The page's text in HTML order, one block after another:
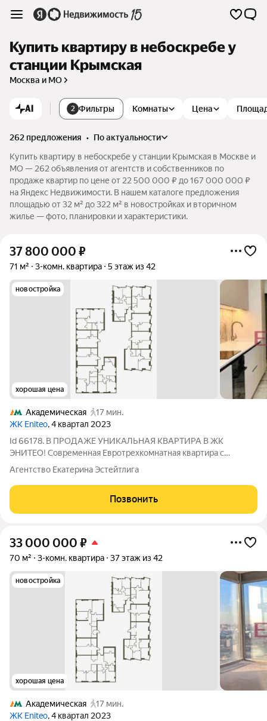
Купить квартиру в небоскребе у
станции Крымская
Москва и МО
AI 2 Фильтры Комнаты Цена
262 предложения •
по актуальности
Купить квартиру в небоскребе у станции Крымская в Москве и
МО — 262 объявления от агентств и собственников по
продаже квартир по цене от 22 500 000 ₽ до 167 000 000 ₽
на Яндекс Недвижимости. В нашем каталоге предложения
площадью от 32 м² до 322 м² в новостройках и вторичном
жилье — фото, планировки и характеристики.
37 800 000 ₽
71 м² 3-комн. квартира 5 этаж из 42
новостройка
хорошая цена
Академическая
17 мин.
ЖК Eniteo, 4 квартал 2023
Id 66178. В ПРОДАЖЕ УНИКАЛЬНАЯ КВАРТИРА В ЖК
ЭНИТЕО! Современная Евротрехкомнатная квартира с
панорамными окнами. КВАРТИРА: 2 изолированные спальни,
просторная кухня-гостиная, 2 санузла. О КВАРТИРЕ: -
Просторная квартира формата евро-три с
Агентство Екатерина Эстейтлига
Позвонить
33 000 000 ₽
70 м² 3-комн. квартира 37 этаж из 42
новостройка
хорошая цена
Академическая
17 мин.
ЖК Eniteo, 4 квартал 2023